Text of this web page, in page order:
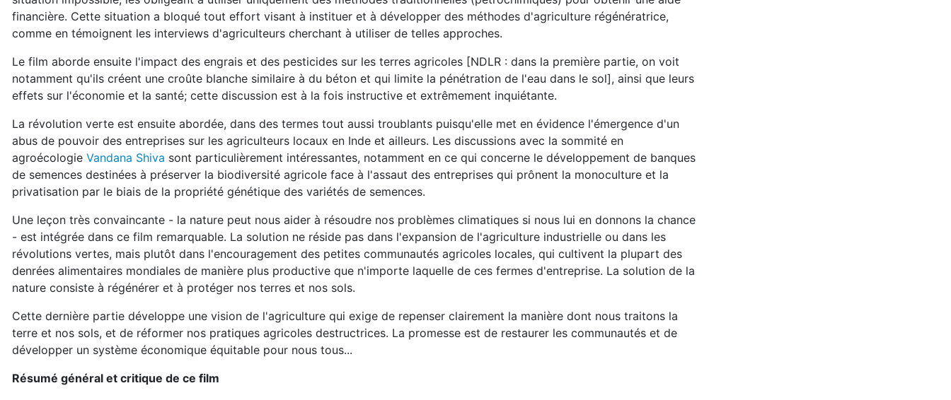
financière. Cette situation a bloqué tout effort visant à instituer et à développer des méthodes d'agriculture régénératrice,
comme en témoignent les interviews d'agriculteurs cherchant à utiliser de telles approches.
Le film aborde ensuite l'impact des engrais et des pesticides sur les terres agricoles [NDLR : dans la première partie, on voit
notamment qu'ils créent une croûte blanche similaire à du béton et qui limite la pénétration de l'eau dans le sol], ainsi que leurs
effets sur l'économie et la santé; cette discussion est à la fois instructive et extrêmement inquiétante.
La révolution verte est ensuite abordée, dans des termes tout aussi troublants puisqu'elle met en évidence l'émergence d'un
abus de pouvoir des entreprises sur les agriculteurs locaux en Inde et ailleurs. Les discussions avec la sommité en
agroécologie Vandana Shiva sont particulièrement intéressantes, notamment en ce qui concerne le développement de banques
de semences destinées à préserver la biodiversité agricole face à l'assaut des entreprises qui prônent la monoculture et la
privatisation par le biais de la propriété génétique des variétés de semences.
Une leçon très convaincante - la nature peut nous aider à résoudre nos problèmes climatiques si nous lui en donnons la chance
- est intégrée dans ce film remarquable. La solution ne réside pas dans l'expansion de l'agriculture industrielle ou dans les
révolutions vertes, mais plutôt dans l'encouragement des petites communautés agricoles locales, qui cultivent la plupart des
denrées alimentaires mondiales de manière plus productive que n'importe laquelle de ces fermes d'entreprise. La solution de la
nature consiste à régénérer et à protéger nos terres et nos sols.
Cette dernière partie développe une vision de l'agriculture qui exige de repenser clairement la manière dont nous traitons la
terre et nos sols, et de réformer nos pratiques agricoles destructrices. La promesse est de restaurer les communautés et de
développer un système économique équitable pour nous tous...
Résumé général et critique de ce film